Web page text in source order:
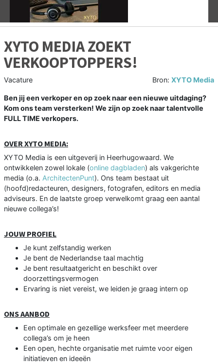
XYTO MEDIA ZOEKT
VERKOOPTOPPERS!
Vacature Bron: XYTO Media
Ben jij een verkoper en op zoek naar een nieuwe uitdaging?
Kom ons team versterken! We zijn op zoek naar talentvolle
FULL TIME verkopers.
OVER XYTO MEDIA:
XYTO Media is een uitgeverij in Heerhugowaard. We
ontwikkelen zowel lokale (online dagbladen) als vakgerichte
media (o.a. ArchitectenPunt). Ons team bestaat uit
(hoofd)redacteuren, designers, fotografen, editors en media
adviseurs. En de laatste groep verwelkomt graag een aantal
nieuwe collega’s!
JOUW PROFIEL
Je kunt zelfstandig werken
Je bent de Nederlandse taal machtig
Je bent resultaatgericht en beschikt over
doorzettingsvermogen
Ervaring is niet vereist, we leiden je graag intern op
ONS AANBOD
Een optimale en gezellige werksfeer met meerdere
collega’s om je heen
Een open, hechte organisatie met ruimte voor eigen
initiatieven en ideeën